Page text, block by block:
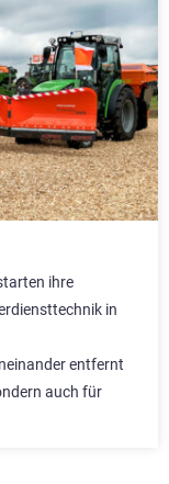
ihre
in
entfernt
auch für